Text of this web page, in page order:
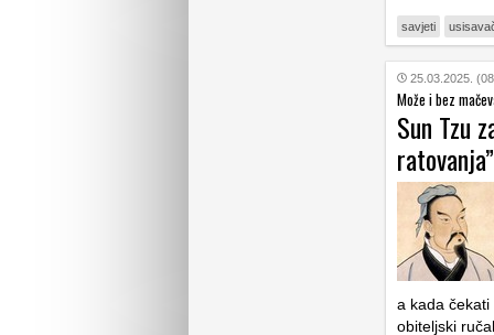
savjeti
25.03.2025.
Može i bez
Sun Tzu
a kada
obiteljski